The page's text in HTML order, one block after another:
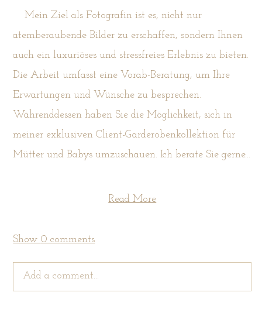
Mein Ziel als Fotografin ist es, nicht nur
atemberaubende Bilder zu erschaffen, sondern Ihnen
auch ein luxuriöses und stressfreies Erlebnis zu bieten.
Die Arbeit umfasst eine Vorab-Beratung, um Ihre
Erwartungen und Wünsche zu besprechen.
Währenddessen haben Sie die Möglichkeit, sich in
meiner exklusiven Client-Garderobenkollektion für
Mütter und Babys umzuschauen. Ich berate Sie gerne...
Read More
Show 0 comments
Add a comment...